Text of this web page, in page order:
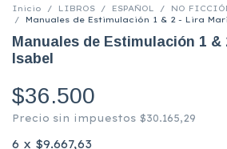
Inicio / LIBROS / ESPAÑOL / NO
/
Manuales de Estimulación 1 & 2 - Lira
Manuales de Estimulación 1 &
Isabel
$36.500
Precio sin impuestos $30.165,29
6 x $9.667,63